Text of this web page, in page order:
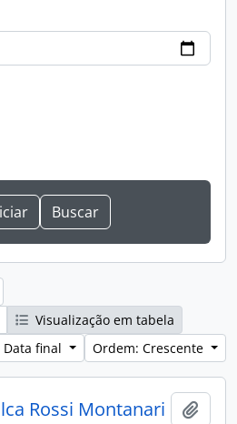
Visualização em tabela
final
Ordem: Crescente
Rossi Montanari